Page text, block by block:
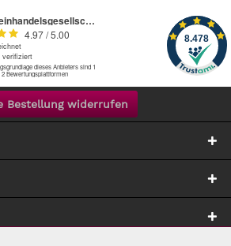
Bestellung widerrufen